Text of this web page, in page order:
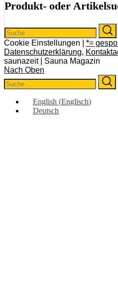
Produkt- oder
Search
for:
Cookie Einstellungen | *=
Datenschutzerklärung,
saunazeit | Sauna Magazin
Nach Oben
Search
for:
English (Englisch)
Deutsch